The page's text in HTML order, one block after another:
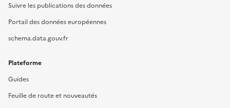
Suivre les publications des données
Portail des données européennes
schema.data.gouv.fr
Plateforme
Guides
Feuille de route et nouveautés